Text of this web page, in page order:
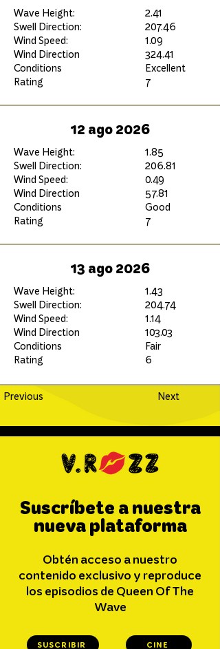
Wave Height:
2.41
Swell Direction:
207.46
Wind Speed:
1.09
Wind Direction
324.41
Conditions
Excellent
Rating
7
12 ago 2026
Wave Height:
1.85
Swell Direction:
206.81
Wind Speed:
0.49
Wind Direction
57.81
Conditions
Good
Rating
7
13 ago 2026
Wave Height:
1.43
Swell Direction:
204.74
Wind Speed:
1.14
Wind Direction
103.03
Conditions
Fair
Rating
6
Previous Next
Suscríbete a nuestra
nueva plataforma
Obtén acceso a nuestro
contenido exclusivo y reproduce
los episodios de Queen Of The
Wave
SUSCRIBIR CINE